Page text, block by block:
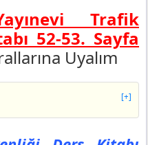
Trafik
52-53. Sayfa
Uyalım
[+]
Kitabı Sayfa 52 Cevapları